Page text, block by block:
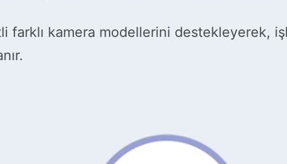
farklı kamera modellerini destekleyerek,